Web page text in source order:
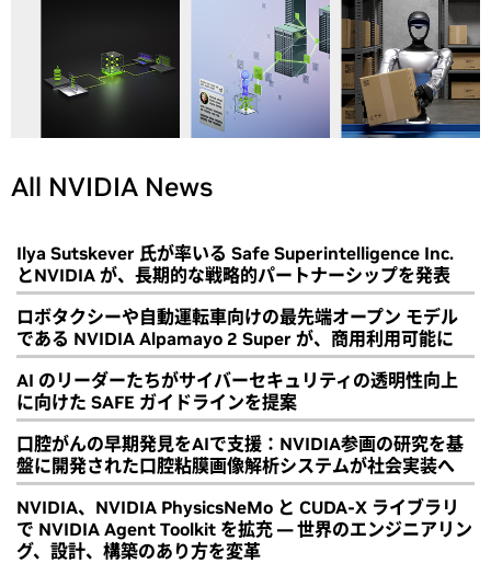
All NVIDIA News
Ilya Sutskever 氏が率いる Safe Superintelligence Inc.
とNVIDIA が、長期的な戦略的パートナーシップを発表
ロボタクシーや自動運転車向けの最先端オープン モデル
である NVIDIA Alpamayo 2 Super が、商用利用可能に
AI のリーダーたちがサイバーセキュリティの透明性向上
に向けた SAFE ガイドラインを提案
口腔がんの早期発見をAIで支援：NVIDIA参画の研究を基
盤に開発された口腔粘膜画像解析システムが社会実装へ
NVIDIA、NVIDIA PhysicsNeMo と CUDA-X ライブラリ
で NVIDIA Agent Toolkit を拡充 ― 世界のエンジニアリン
グ、設計、構築のあり方を変革